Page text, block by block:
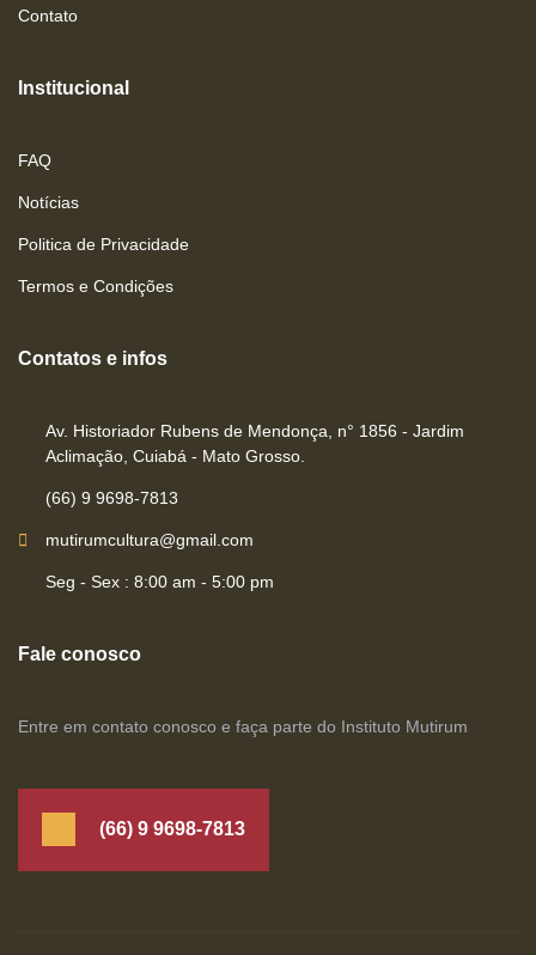
Contato
Institucional
FAQ
Notícias
Politica de Privacidade
Termos e Condições
Contatos e infos
Av. Historiador Rubens de Mendonça, n° 1856 - Jardim
Aclimação, Cuiabá - Mato Grosso.
(66) 9 9698-7813
mutirumcultura@gmail.com
Seg - Sex : 8:00 am - 5:00 pm
Fale conosco
Entre em contato conosco e faça parte do Instituto Mutirum
(66) 9 9698-7813